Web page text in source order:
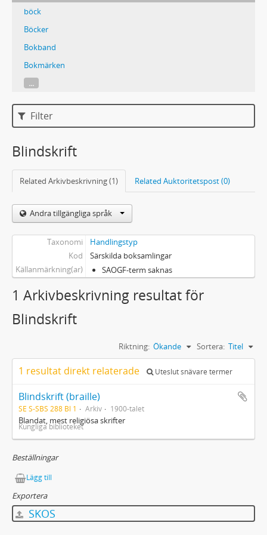
böck
Böcker
Bokband
Bokmärken
...
Filter
Blindskrift
Related Arkivbeskrivning (1) Related Auktoritetspost (0)
Andra tillgängliga språk
Taxonomi
Handlingstyp
Kod
Särskilda boksamlingar
Källanmärkning(ar)
SAOGF-term saknas
1 Arkivbeskrivning resultat för
Blindskrift
Sortera: Titel
Riktning: Ökande
1 resultat direkt relaterade Uteslut snävare termer
Blindskrift (braille)
SE S-SBS 288 Bl 1 Arkiv 1900-talet
Blandat, mest religiösa skrifter
Kungliga biblioteket
Beställningar
Lägg till
Exportera
SKOS